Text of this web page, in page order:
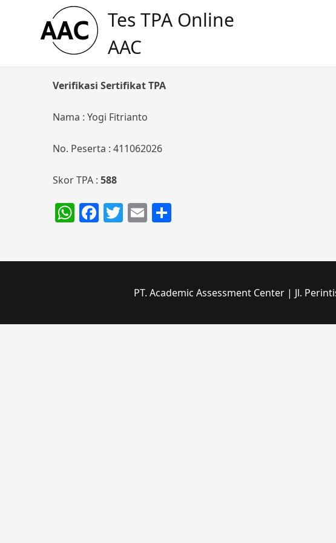
Tes TPA Online
AAC
Verifikasi Sertifikat TPA
Nama : Yogi Fitrianto
No. Peserta : 411062026
Skor TPA : 588
WhatsApp
Facebook
Twitter
Email
PT. Academic Assessment Center | Jl.